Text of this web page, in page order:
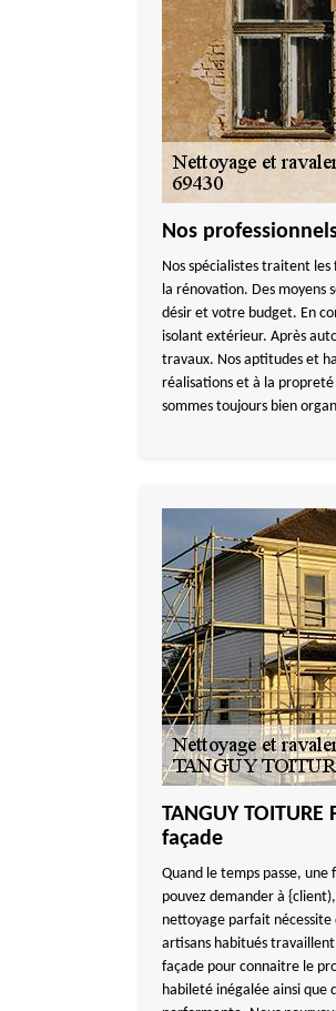
Nos
Nos spécialistes traitent
la rénovation. Des moyens
désir et votre budget. En
isolant extérieur. Après
travaux. Nos aptitudes et
réalisations et à la
sommes toujours bien
TANGUY
façade
Quand le temps passe,
pouvez demander à
nettoyage parfait
artisans habitués
façade pour connaitre le
habileté inégalée ainsi que